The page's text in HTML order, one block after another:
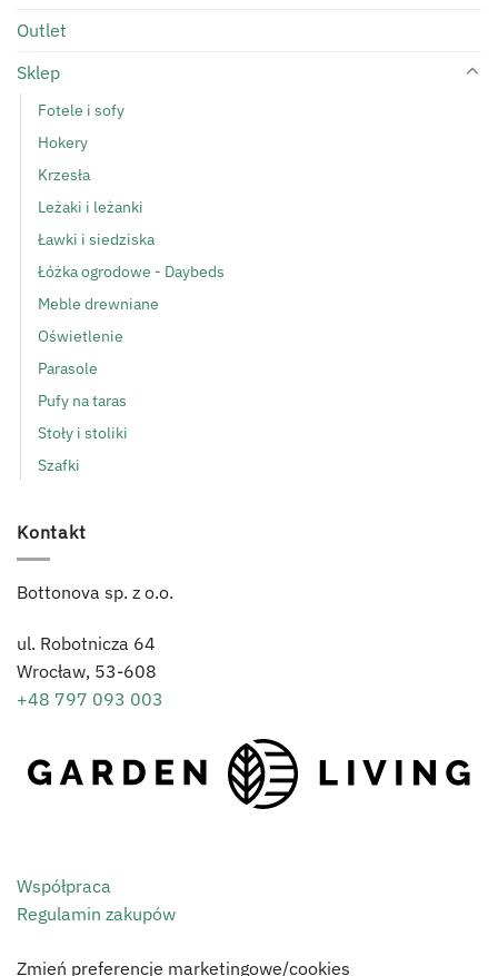
Outlet
Sklep
Fotele i sofy
Hokery
Krzesła
Leżaki i leżanki
Ławki i siedziska
Łóżka ogrodowe - Daybeds
Meble drewniane
Oświetlenie
Parasole
Pufy na taras
Stoły i stoliki
Szafki
Kontakt
Bottonova sp. z o.o.
ul. Robotnicza 64
Wrocław, 53-608
+48 797 093 003
Współpraca
Regulamin zakupów
Zmień preferencje marketingowe/cookies